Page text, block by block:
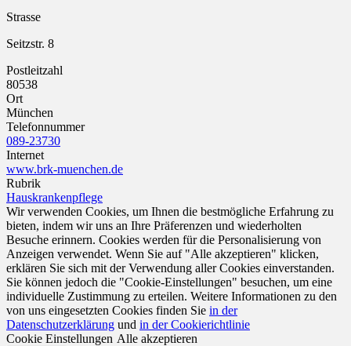
Strasse
Seitzstr. 8
Postleitzahl
80538
Ort
München
Telefonnummer
089-23730
Internet
www.brk-muenchen.de
Rubrik
Hauskrankenpflege
Wir verwenden Cookies, um Ihnen die bestmögliche Erfahrung zu
bieten, indem wir uns an Ihre Präferenzen und wiederholten
Besuche erinnern. Cookies werden für die Personalisierung von
Anzeigen verwendet. Wenn Sie auf "Alle akzeptieren" klicken,
erklären Sie sich mit der Verwendung aller Cookies einverstanden.
Sie können jedoch die "Cookie-Einstellungen" besuchen, um eine
individuelle Zustimmung zu erteilen. Weitere Informationen zu den
von uns eingesetzten Cookies finden Sie in der
Datenschutzerklärung und in der Cookierichtlinie
Cookie Einstellungen Alle akzeptieren